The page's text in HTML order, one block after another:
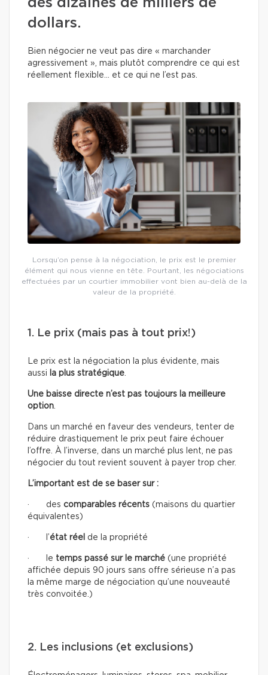
des dizaines de milliers de
dollars.
Bien négocier ne veut pas dire « marchander
agressivement », mais plutôt comprendre ce qui est
réellement flexible… et ce qui ne l’est pas.
Lorsqu’on pense à la négociation, le prix est le premier
élément qui nous vienne en tête. Pourtant, les négociations
effectuées par un courtier immobilier vont bien au-delà de la
valeur de la propriété.
1. Le prix (mais pas à tout prix!)
Le prix est la négociation la plus évidente, mais
aussi
la plus stratégique.
Une baisse directe n’est pas toujours la meilleure
option.
Dans un marché en faveur des vendeurs, tenter de
réduire drastiquement le prix peut faire échouer
l’offre. À l’inverse, dans un marché plus lent, ne pas
négocier du tout revient souvent à payer trop cher.
L’important est de se baser sur :
· des comparables récents (maisons du quartier
équivalentes)
· l’état réel de la propriété
· le temps passé sur le marché (une propriété
affichée depuis 90 jours sans offre sérieuse n’a pas
la même marge de négociation qu’une nouveauté
très convoitée.)
2. Les inclusions (et exclusions)